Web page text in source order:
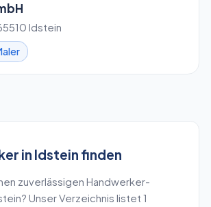
Idstein
in Idstein finden
zuverlässigen Handwerker-
? Unser Verzeichnis listet 1